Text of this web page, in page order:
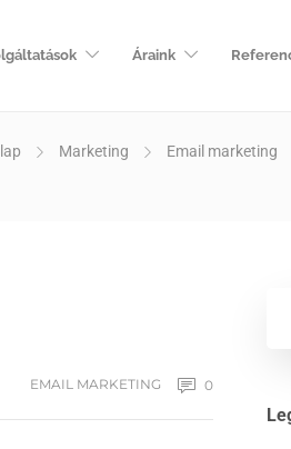
Áraink
Marketing Email marketing
EMAIL MARKETING 0